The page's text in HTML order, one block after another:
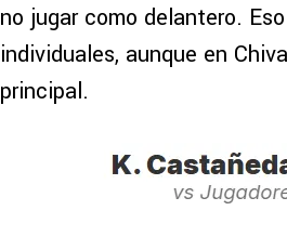
no jugar como delantero.
individuales, aunque en
principal.